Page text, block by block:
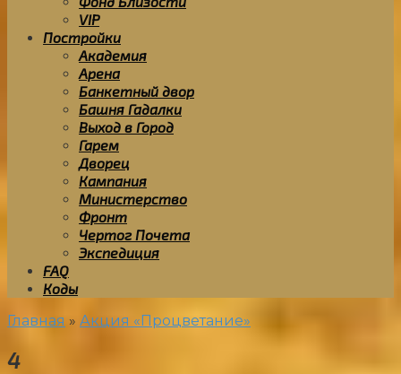
VIP
Постройки
Академия
Арена
Банкетный двор
Башня Гадалки
Выход в Город
Гарем
Дворец
Кампания
Министерство
Фронт
Чертог Почета
Экспедиция
FAQ
Коды
Главная » Акция «Процветание»
4